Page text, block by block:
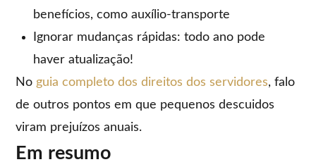
benefícios, como auxílio-transporte
Ignorar mudanças rápidas: todo ano pode
haver atualização!
No guia completo dos direitos dos servidores, falo
de outros pontos em que pequenos descuidos
viram prejuízos anuais.
Em resumo